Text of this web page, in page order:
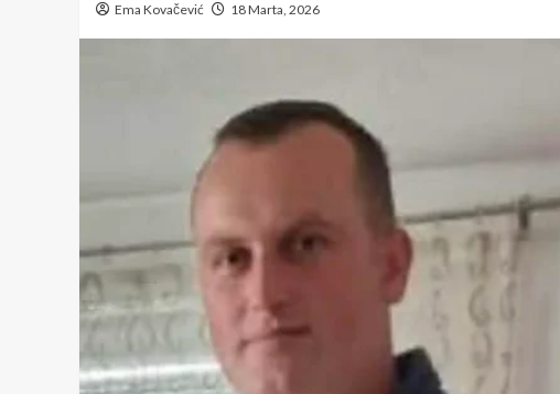
Ema Kovačević 18 Marta, 2026